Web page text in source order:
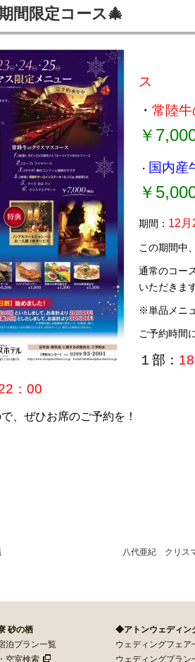
間限定コース🎄
クリ
ス
・ 常陸
￥
・ 国内産
￥
期間： 12月
この期間中
通常のコー
いただきます
※単品メニ
ご予約時間
１部：
：00
、ぜひお席のご予約を！
八代亜紀 クリス
砂の栖
泊プラン一覧
空室検索
◆アトンウェディン
ウェディングフェア
ウェディングプラン